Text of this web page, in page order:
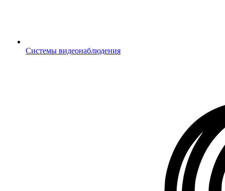
Системы видеонаблюдения